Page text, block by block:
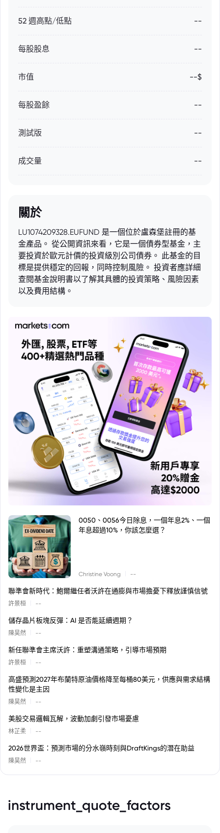
52 週高點/低點 --
每股股息 --
市值 --$
每股盈餘 --
測試版 --
成交量 --
關於
LU1074209328.EUFUND 是一個位於盧森堡註冊的基
金產品。 從公開資訊來看，它是一個債券型基金，主
要投資於歐元計價的投資級別公司債券。 此基金的目
標是提供穩定的回報，同時控制風險。 投資者應詳細
查閱基金說明書以了解其具體的投資策略、風險因素
以及費用結構。
0050、0056今日除息，一個年息2%、一個
年息超過10%，你該怎麼選？
Christine Voong --
聯準會新時代：鮑爾繼任者沃許在通膨與市場擔憂下釋放謹慎信號
許景桓 --
儲存晶片板塊反彈：AI 是否能延續週期？
陳昊然 --
新任聯準會主席沃許：重塑溝通策略，引導市場預期
許景桓 --
高盛預測2027年布蘭特原油價格降至每桶80美元，供應與需求結構
性變化是主因
陳昊然 --
美股交易邏輯瓦解，波動加劇引發市場憂慮
林芷柔 --
2026世界盃：預測市場的分水嶺時刻與DraftKings的潛在助益
陳昊然 --
instrument_quote_factors